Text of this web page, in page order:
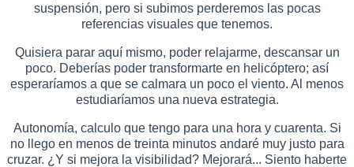
suspensión, pero si subimos perderemos las pocas
referencias visuales que tenemos.
Quisiera parar aquí mismo, poder relajarme, descansar un
poco. Deberías poder transformarte en helicóptero; así
esperaríamos a que se calmara un poco el viento. Al menos
estudiaríamos una nueva estrategia.
Autonomía, calculo que tengo para una hora y cuarenta. Si
no llego en menos de treinta minutos andaré muy justo para
cruzar. ¿Y si mejora la visibilidad? Mejorará... Siento haberte